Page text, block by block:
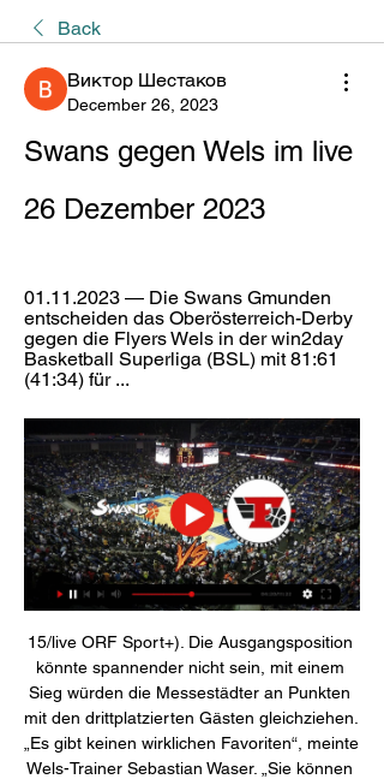
Back
Виктор Шестаков
December 26, 2023
Swans gegen Wels im live
26 Dezember 2023
01.11.2023 — Die Swans Gmunden
entscheiden das Oberösterreich-Derby
gegen die Flyers Wels in der win2day
Basketball Superliga (BSL) mit 81:61
(41:34) für ...
15/live ORF Sport+). Die Ausgangsposition
könnte spannender nicht sein, mit einem
Sieg würden die Messestädter an Punkten
mit den drittplatzierten Gästen gleichziehen.
„Es gibt keinen wirklichen Favoriten“, meinte
Wels-Trainer Sebastian Waser. „Sie können